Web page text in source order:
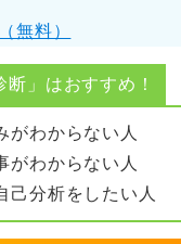
無料）
」はおすすめ！
がわからない人
がわからない人
己分析をしたい人